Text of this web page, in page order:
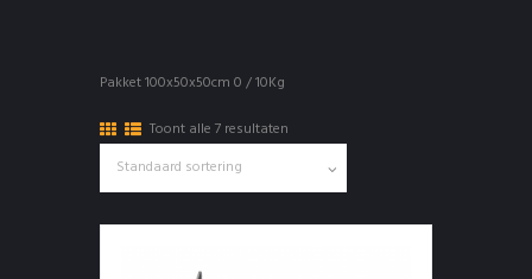
Pakket 100x50x50cm 0 / 10Kg
Toont alle 7 resultaten